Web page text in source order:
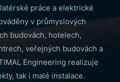
práce a elektrické
v průmyslových
budovách, hotelech,
veřejných budovách a
Engineering realizuje
tak i malé instalace.